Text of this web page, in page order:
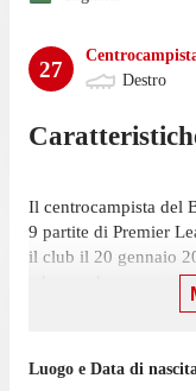
27
Destro
Il centrocampista del
9 partite di Premier
il club il 20 gennaio
ed essendo spesso
Bournemouth contro
Luogo e Data di